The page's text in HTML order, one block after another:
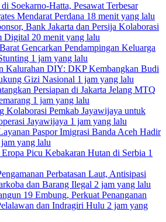
Soekarno-Hatta, Pesawat Terbesar
Mendarat Perdana 18 menit yang lalu
Bank Jakarta dan Persija Kolaborasi
Digital 20 menit yang lalu
Gencarkan Pendampingan Keluarga
1 jam yang lalu
Kalurahan DIY: DKP Kembangkan Budi
Gizi Nasional 1 jam yang lalu
Persiapan di Jakarta Jelang MTQ
1 jam yang lalu
Kolaborasi Pemkab Jayawijaya untuk
Jayawijaya 1 jam yang lalu
Paspor Imigrasi Banda Aceh Hadir
jam yang lalu
Picu Kebakaran Hutan di Serbia 1
Perbatasan Laut, Antisipasi
dan Barang Ilegal 2 jam yang lalu
19 Embung, Perkuat Penanganan
dan Indragiri Hulu 2 jam yang